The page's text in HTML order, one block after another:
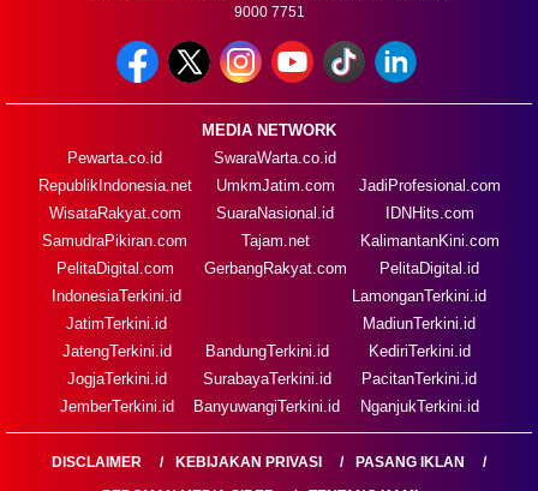
9000 7751
MEDIA NETWORK
Pewarta.co.id
RepublikIndonesia.net
WisataRakyat.com
SamudraPikiran.com
PelitaDigital.com
SwaraWarta.co.id
UmkmJatim.com
SuaraNasional.id
Tajam.net
GerbangRakyat.com
JadiProfesional.com
IDNHits.com
KalimantanKini.com
PelitaDigital.id
IndonesiaTerkini.id
JatimTerkini.id
JatengTerkini.id
JogjaTerkini.id
JemberTerkini.id
BandungTerkini.id
SurabayaTerkini.id
BanyuwangiTerkini.id
LamonganTerkini.id
MadiunTerkini.id
KediriTerkini.id
PacitanTerkini.id
NganjukTerkini.id
DISCLAIMER KEBIJAKAN PRIVASI
PASANG IKLAN